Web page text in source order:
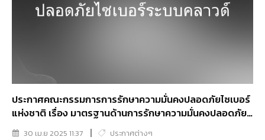
ประกาศคณะกรรมการการรักษาความมั่นคงปลอดภัยไซเบอร์
แห่งชาติ เรื่อง มาตรฐานด้านการรักษาความมั่นคงปลอดภัย
ไซเบอร์ระบบคลาวด์
30 เม.ย 2025 11:37 ประกาศต่างๆ